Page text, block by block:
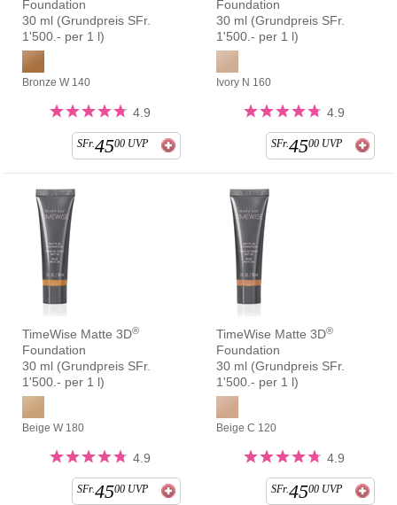
Foundation
30 ml (Grundpreis SFr.
1'500.- per 1 l)
Bronze W 140
4.9
SFr.4500 UVP
Foundation
30 ml (Grundpreis SFr.
1'500.- per 1 l)
Ivory N 160
4.9
SFr.4500 UVP
TimeWise Matte 3D®
Foundation
30 ml (Grundpreis SFr.
1'500.- per 1 l)
Beige W 180
4.9
SFr.4500 UVP
TimeWise Matte 3D®
Foundation
30 ml (Grundpreis SFr.
1'500.- per 1 l)
Beige C 120
4.9
SFr.4500 UVP